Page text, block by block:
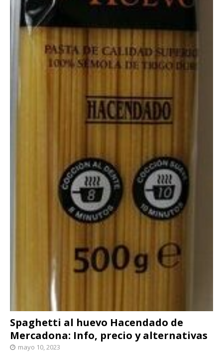
Spaghetti al huevo Hacendado de
Mercadona: Info, precio y alternativas
mayo 10, 2023